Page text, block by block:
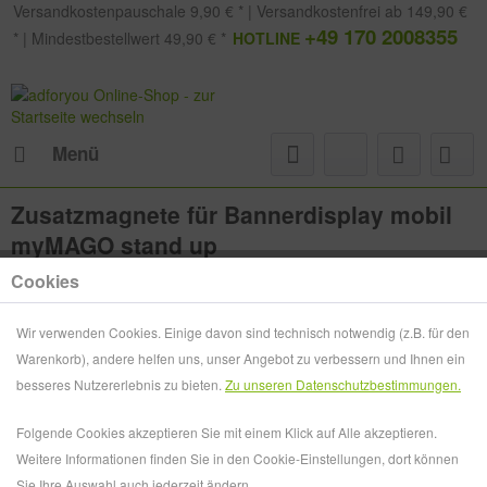
Versandkostenpauschale 9,90 € * | Versandkostenfrei ab 149,90 €
* | Mindestbestellwert 49,90 € * HOTLINE +49 170 2008355
Menü
Zusatzmagnete für Bannerdisplay mobil
myMAGO stand up
Cookies
Wir verwenden Cookies. Einige davon sind technisch notwendig (z.B. für den
Warenkorb), andere helfen uns, unser Angebot zu verbessern und Ihnen ein
besseres Nutzererlebnis zu bieten. Zu unseren Datenschutzbestimmungen.
Folgende Cookies akzeptieren Sie mit einem Klick auf Alle akzeptieren.
Weitere Informationen finden Sie in den Cookie-Einstellungen, dort können